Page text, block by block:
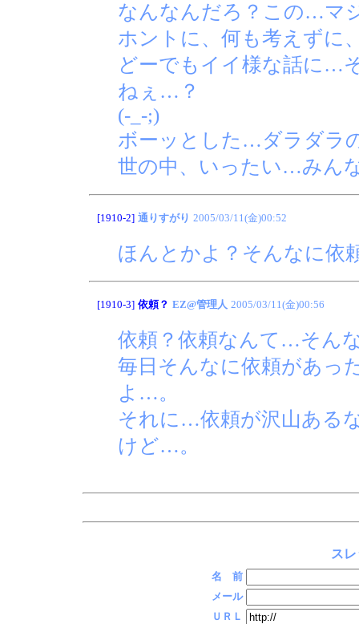
なんなんだろ？この…マ
ホントに、何も考えずに
どーでもイイ様な話に…
ねぇ…？
(-_-;)
ボーッとした…ダラダラ
世の中、いったい…みん
[1910-2] 通りすがり 2005/03/11(金)00:52
ほんとかよ？そんなに依
[1910-3] 依頼？ EZ@管理人 2005/03/11(金)00:56
依頼？依頼なんて…そん
毎日そんなに依頼があっ
よ…。
それに…依頼が沢山ある
けど…。
ス
名 前
メール
ＵＲＬ